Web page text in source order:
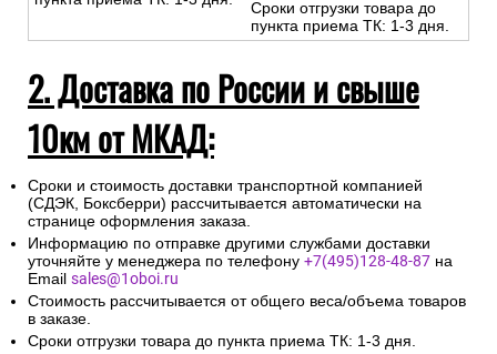
Сроки отгрузки товара до
пункта приема ТК: 1-3 дня.
2. Доставка по России и свыше
10км от МКАД:
Сроки и стоимость доставки транспортной компанией
(СДЭК, Боксберри) рассчитывается автоматически на
странице оформления заказа.
Информацию по отправке другими службами доставки
уточняйте у менеджера по телефону +7(495)128-48-87 на
Email sales@1oboi.ru
Стоимость рассчитывается от общего веса/объема товаров
в заказе.
Сроки отгрузки товара до пункта приема ТК: 1-3 дня.